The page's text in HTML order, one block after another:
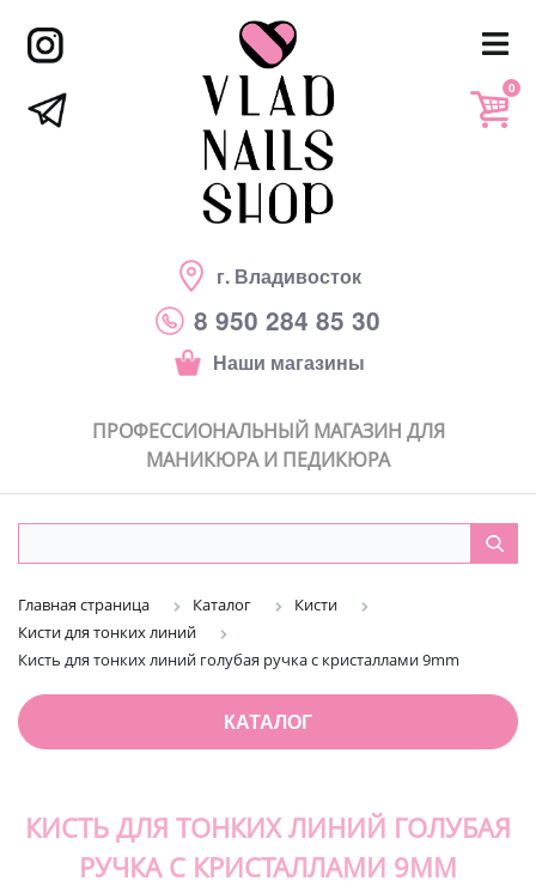
г. Владивосток
8 950 284 85 30
Наши магазины
0
ПРОФЕССИОНАЛЬНЫЙ МАГАЗИН ДЛЯ
МАНИКЮРА И ПЕДИКЮРА
Главная страница Каталог
Кисти
Кисти для тонких линий
Кисть для тонких линий голубая ручка с кристаллами 9mm
КАТАЛОГ
КИСТЬ ДЛЯ ТОНКИХ ЛИНИЙ ГОЛУБАЯ
РУЧКА С КРИСТАЛЛАМИ 9MM